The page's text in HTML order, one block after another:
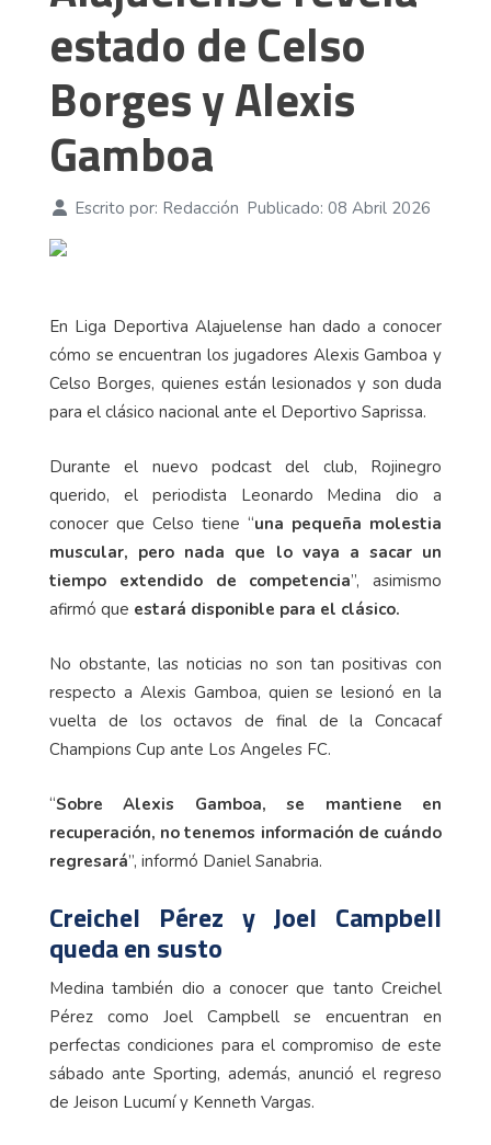
estado de Celso
Borges y Alexis
Gamboa
Escrito por: Redacción Publicado: 08 Abril 2026
En Liga Deportiva Alajuelense han dado a conocer
cómo se encuentran los jugadores Alexis Gamboa y
Celso Borges, quienes están lesionados y son duda
para el clásico nacional ante el Deportivo Saprissa.
Durante el nuevo podcast del club, Rojinegro
querido, el periodista Leonardo Medina dio a
conocer que Celso tiene “una pequeña molestia
muscular, pero nada que lo vaya a sacar un
tiempo extendido de competencia”, asimismo
afirmó que estará disponible para el clásico.
No obstante, las noticias no son tan positivas con
respecto a Alexis Gamboa, quien se lesionó en la
vuelta de los octavos de final de la Concacaf
Champions Cup ante Los Angeles FC.
“Sobre Alexis Gamboa, se mantiene en
recuperación, no tenemos información de cuándo
regresará”, informó Daniel Sanabria.
Creichel Pérez y Joel Campbell
queda en susto
Medina también dio a conocer que tanto Creichel
Pérez como Joel Campbell se encuentran en
perfectas condiciones para el compromiso de este
sábado ante Sporting, además, anunció el regreso
de Jeison Lucumí y Kenneth Vargas.